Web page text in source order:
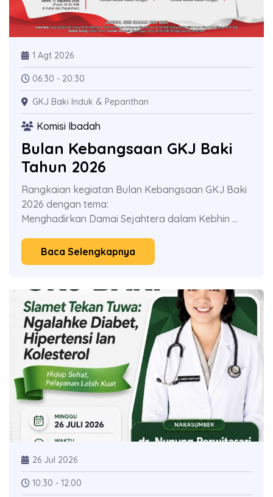
1 Agt 2026
06:30 - 20:30
GKJ Baki Induk & Pepanthan
Komisi Ibadah
Bulan Kebangsaan GKJ Baki
Tahun 2026
Rangkaian kegiatan Bulan Kebangsaan GKJ Baki
2026 dengan tema:
Menghadirkan Damai Sejahtera dalam Kebhin ...
Baca Selengkapnya
26 Jul 2026
10:30 - 12:00